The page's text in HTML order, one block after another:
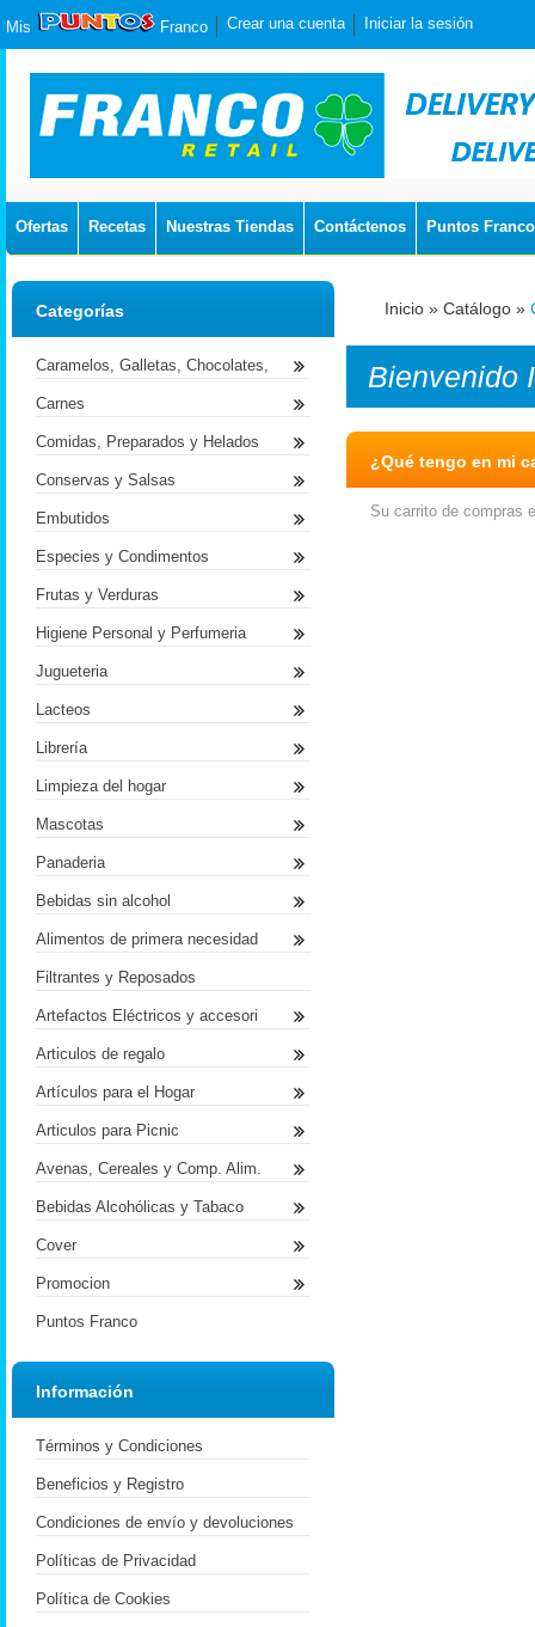
Mis Franco Crear una cuenta Iniciar la sesión
Ofertas Recetas Nuestras Tiendas Contáctenos Puntos Franco
Inicio » Catálogo »
Bienvenido
¿Qué tengo en mi
Su carrito de compras
Categorías
Caramelos, Galletas, Chocolates,
Carnes
Comidas, Preparados y Helados
Conservas y Salsas
Embutidos
Especies y Condimentos
Frutas y Verduras
Higiene Personal y Perfumeria
Jugueteria
Lacteos
Librería
Limpieza del hogar
Mascotas
Panaderia
Bebidas sin alcohol
Alimentos de primera necesidad
Filtrantes y Reposados
Artefactos Eléctricos y accesori
Articulos de regalo
Artículos para el Hogar
Articulos para Picnic
Avenas, Cereales y Comp. Alim.
Bebidas Alcohólicas y Tabaco
Cover
Promocion
Puntos Franco
Información
Términos y Condiciones
Beneficios y Registro
Condiciones de envío y devoluciones
Políticas de Privacidad
Política de Cookies